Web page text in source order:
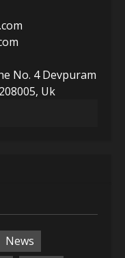
No. 4 Devpuram
Uk
News